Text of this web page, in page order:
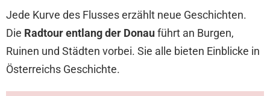
Jede Kurve des Flusses erzählt neue Geschichten.
Die Radtour entlang der Donauführt an Burgen,
Ruinen und Städten vorbei. Sie alle bieten Einblicke in
Österreichs Geschichte.